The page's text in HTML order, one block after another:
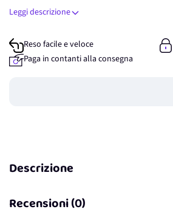
Leggi descrizione
Reso facile e veloce
Paga in contanti alla consegna
Descrizione
Recensioni (0)